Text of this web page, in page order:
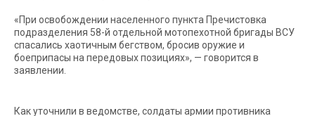
«При освобождении населенного пункта Пречистовка
подразделения 58-й отдельной мотопехотной бригады ВСУ
спасались хаотичным бегством, бросив оружие и
боеприпасы на передовых позициях», — говорится в
заявлении.
Как уточнили в ведомстве, солдаты армии противника